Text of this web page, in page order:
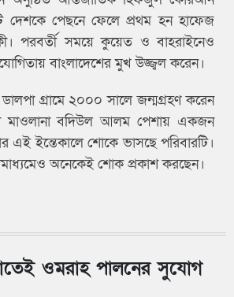
দেশকে পেছনে ফেলে প্রথম হন হাফেজ
পরবর্তী সময়ে কুয়েত ও বাহরাইনেও
বাংলাদেশের মুখ উজ্জ্বল করেন।
ডালপা গ্রামে ২০০০ সালে জন্মগ্রহণ করেন
মাওলানা বদিউল আলম পেশায় একজন
এই ইন্তেকালে শোকে ভাসছে পরিবারটি।
অনেকেই শোক প্রকাশ করছেন।
ওমরাহ পালনের সুযোগ